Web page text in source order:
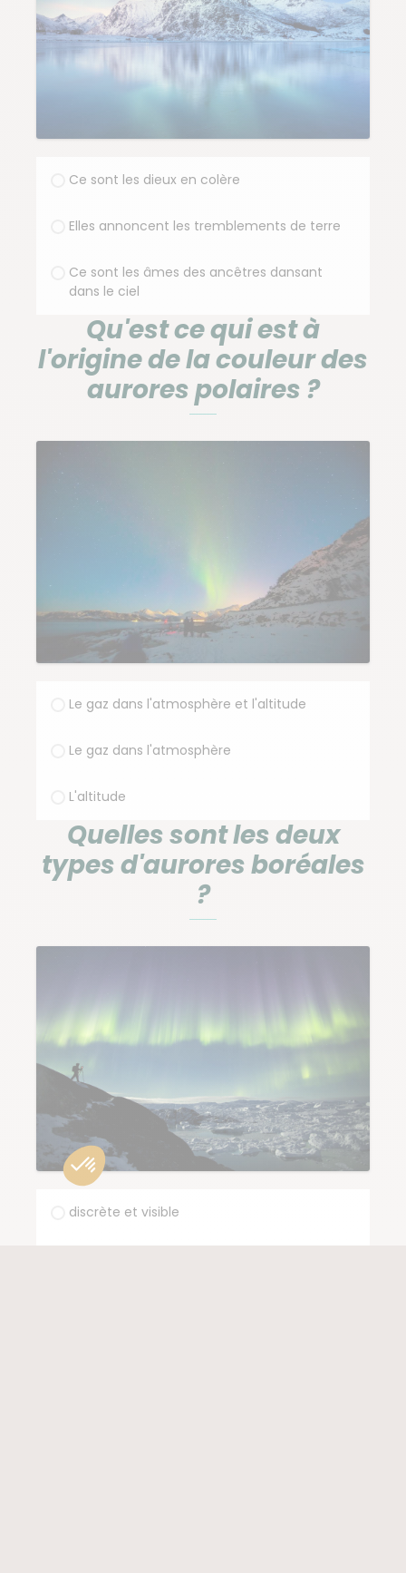
Ce sont les dieux en colère
Elles annoncent les tremblements de terre
Ce sont les âmes des ancêtres dansant
dans le ciel
Qu'est ce qui est à
l'origine de la couleur des
aurores polaires ?
Le gaz dans l'atmosphère et l'altitude
Le gaz dans l'atmosphère
L'altitude
Quelles sont les deux
types d'aurores boréales
?
discrète et visible